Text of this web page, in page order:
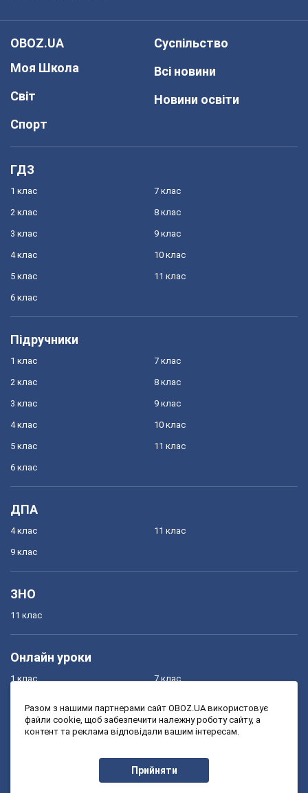
OBOZ.UA
Моя Школа
Світ
Спорт
Суспільство
Всі новини
Новини освіти
ГДЗ
1 клас
2 клас
3 клас
4 клас
5 клас
6 клас
7 клас
8 клас
9 клас
10 клас
11 клас
Підручники
1 клас
2 клас
3 клас
4 клас
5 клас
6 клас
7 клас
8 клас
9 клас
10 клас
11 клас
ДПА
4 клас
9 клас
11 клас
ЗНО
11 клас
Онлайн уроки
1 клас
3 клас
7 клас
9 клас
Разом з нашими партнерами сайт OBOZ.UA використовує
файли cookie, щоб забезпечити належну роботу сайту, а
контент та реклама відповідали вашим інтересам.
Прийняти